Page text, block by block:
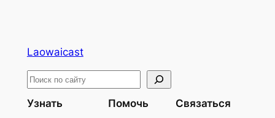
Laowaicast
П
и
Узнать Помочь Связаться